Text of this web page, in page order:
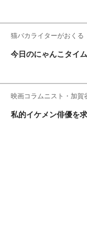
猫バカライターがおくる
今日のにゃんこタイム
映画コラムニスト・加賀
私的イケメン俳優を